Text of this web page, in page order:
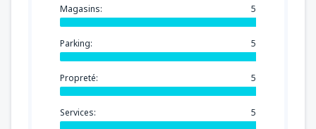
Magasins: 5
Parking: 5
Propreté: 5
Services: 5